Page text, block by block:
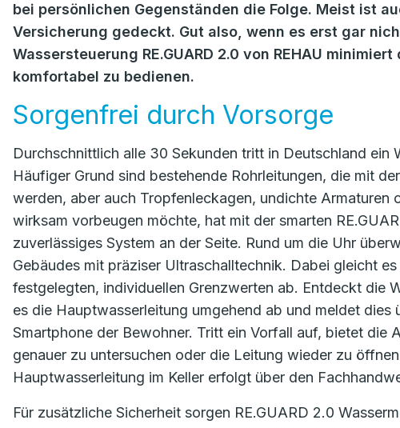
bei persönlichen Gegenständen die Folge. Meist ist
Versicherung gedeckt. Gut also, wenn es erst gar
Wassersteuerung RE.GUARD 2.0 von REHAU
komfortabel zu bedienen.
Sorgenfrei durch Vorsorge
Durchschnittlich alle 30 Sekunden tritt in Deutschland ein
Häufiger Grund sind bestehende Rohrleitungen, die mit
werden, aber auch Tropfenleckagen, undichte Armaturen
wirksam vorbeugen möchte, hat mit der smarten
zuverlässiges System an der Seite. Rund um die Uhr
Gebäudes mit präziser Ultraschalltechnik. Dabei gleicht
festgelegten, individuellen Grenzwerten ab. Entdeckt die
es die Hauptwasserleitung umgehend ab und meldet
Smartphone der Bewohner. Tritt ein Vorfall auf, bietet die
genauer zu untersuchen oder die Leitung wieder zu
Hauptwasserleitung im Keller erfolgt über den
Für zusätzliche Sicherheit sorgen RE.GUARD 2.0